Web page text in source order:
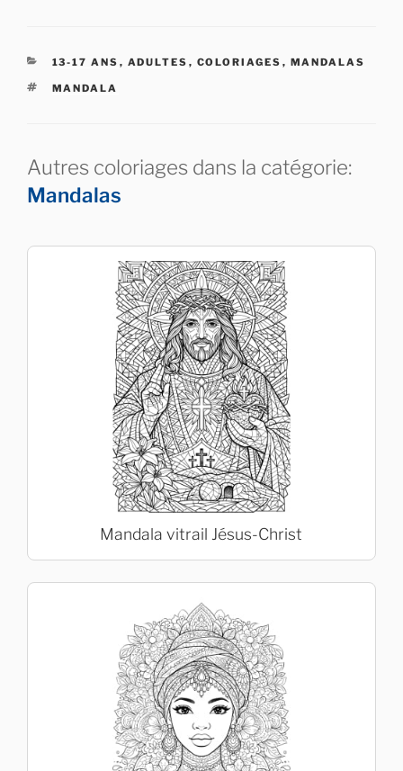
CATÉGORIES
13-17 ANS , ADULTES , COLORIAGES , MANDALAS
ÉTIQUETTES
MANDALA
Autres coloriages dans la catégorie:
Mandalas
Mandala vitrail Jésus-Christ